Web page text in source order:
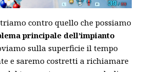
contro quello che possiamo
principale dell’impianto
sulla superficie il tempo
e saremo costretti a richiamare